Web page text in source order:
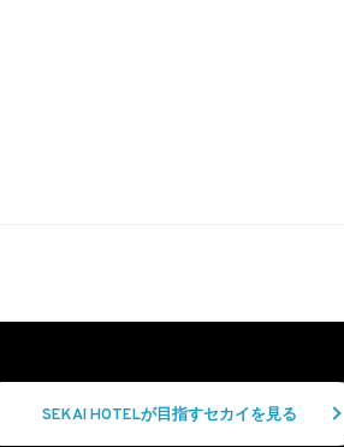
SEKAI HOTELが目指すセカイを見る